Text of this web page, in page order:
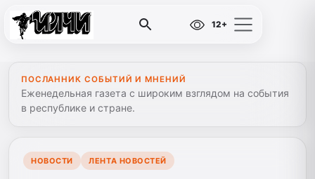
12+
ПОСЛАННИК СОБЫТИЙ И МНЕНИЙ
Еженедельная газета с широким взглядом на события
в республике и стране.
НОВОСТИ ЛЕНТА НОВОСТЕЙ